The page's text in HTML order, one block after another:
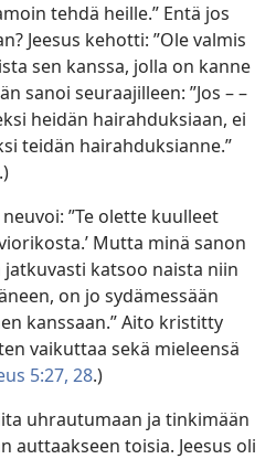
tehdä heille.” Entä jos
Jeesus kehotti: ”Ole valmis
sen kanssa, jolla on kanne
sanoi seuraajilleen: ”Jos – –
heidän hairahduksiaan, ei
teidän hairahduksianne.”
.)
”Te olette kuulleet
Mutta minä sanon
katsoo naista niin
on jo sydämessään
kanssaan.” Aito kristitty
vaikuttaa sekä mieleensä
5:27, 28.)
uhrautumaan ja tinkimään
auttaakseen toisia. Jeesus oli